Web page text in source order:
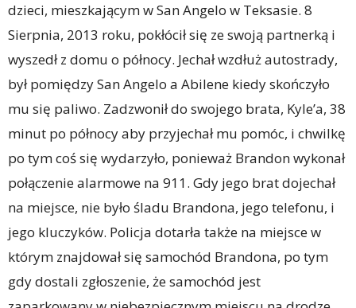
dzieci, mieszkającym w San Angelo w Teksasie. 8
Sierpnia, 2013 roku, pokłócił się ze swoją partnerką i
wyszedł z domu o północy. Jechał wzdłuż autostrady,
był pomiędzy San Angelo a Abilene kiedy skończyło
mu się paliwo. Zadzwonił do swojego brata, Kyle’a, 38
minut po północy aby przyjechał mu pomóc, i chwilkę
po tym coś się wydarzyło, ponieważ Brandon wykonał
połączenie alarmowe na 911. Gdy jego brat dojechał
na miejsce, nie było śladu Brandona, jego telefonu, i
jego kluczyków. Policja dotarła także na miejsce w
którym znajdował się samochód Brandona, po tym
gdy dostali zgłoszenie, że samochód jest